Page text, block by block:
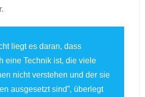
liegt es daran, dass
eine Technik ist, die viele
nicht verstehen und der sie
ausgesetzt sind”, überlegt